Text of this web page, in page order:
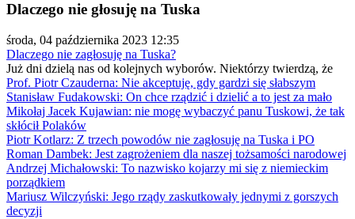
Dlaczego nie głosuję na Tuska
środa, 04 października 2023 12:35
Dlaczego nie zagłosuję na Tuska?
Już dni dzielą nas od kolejnych wyborów. Niektórzy twierdzą, że
Prof. Piotr Czauderna: Nie akceptuję, gdy gardzi się słabszym
Stanisław Fudakowski: On chce rządzić i dzielić a to jest za mało
Mikołaj Jacek Kujawian: nie mogę wybaczyć panu Tuskowi, że tak
skłócił Polaków
Piotr Kotlarz: Z trzech powodów nie zagłosuję na Tuska i PO
Roman Dambek: Jest zagrożeniem dla naszej tożsamości narodowej
Andrzej Michałowski: To nazwisko kojarzy mi się z niemieckim
porządkiem
Mariusz Wilczyński: Jego rządy zaskutkowały jednymi z gorszych
decyzji